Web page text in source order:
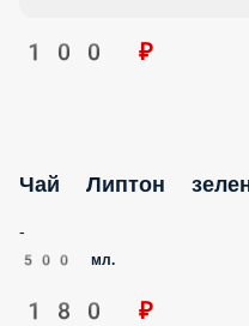
100 ₽
Чай Липтон зеленый
500 мл.
180 ₽